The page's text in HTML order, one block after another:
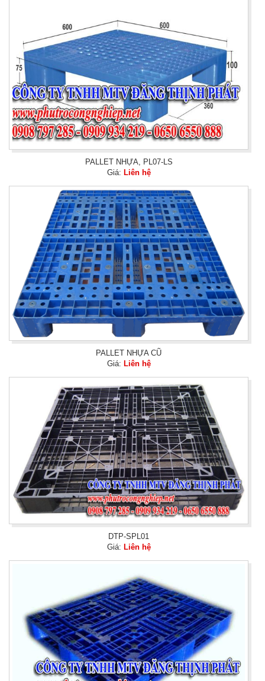
*) Lưu ý: Pallet nhựa này không dùng được cho
các loại xe nâng. Chỉ để cố định một vị trí
Trọng lượng nhẹ, giá thành rẻ, rất phù hợp cho việc xuất
khẩu 1 chiều, kích thước nhỏ gọn, thuận tiện cho việc di
chuyển.
PALLET NHỰA, PL07-LS
Giá: Liên hệ
ĐĂNG THỊNH PHÁT chuyên cung cấp hàng phụ trợ
công nghiệp: Pallet nhựa mới, Pallet nhựa cũ, Pallet gỗ,
Lồng sắt, Tấm lót sàn, Sọt chứa hàng...
PALLET NHỰA CŨ
Giá: Liên hệ
DTP-SPL01
Giá: Liên hệ